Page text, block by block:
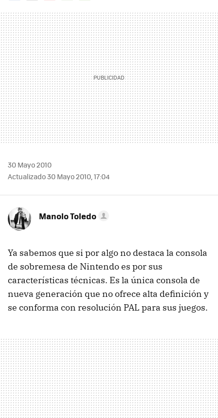
MAIL
30 Mayo 2010
Actualizado 30 Mayo 2010, 17:04
Manolo Toledo
Ya sabemos que si por algo no destaca la consola
de sobremesa de Nintendo es por sus
características técnicas. Es la única consola de
nueva generación que no ofrece alta definición y
se conforma con resolución PAL para sus juegos.